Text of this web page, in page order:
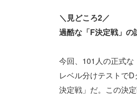
＼見どころ2／
過酷な「F決定戦」の
今回、101人の正式な
レベル分けテストで
決定戦」だ。この決